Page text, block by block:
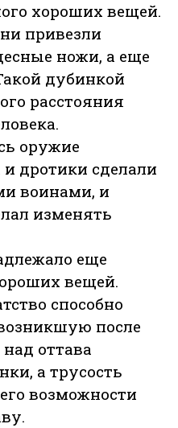
хороших вещей.
привезли
ножи, а еще
дубинкой
расстояния
оружие
дротики сделали
воинами, и
изменять
еще
вещей.
способно
после
оттава
а трусость
возможности